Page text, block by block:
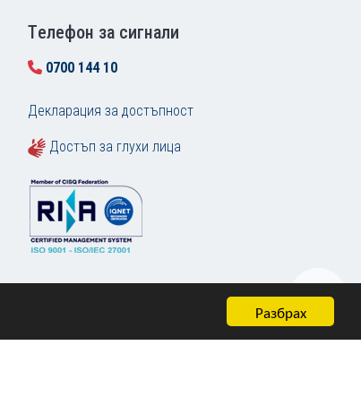
Разбрах
Tелефон за сигнали
0700 144 10
Декларация за достъпност
Достъп за глухи лица